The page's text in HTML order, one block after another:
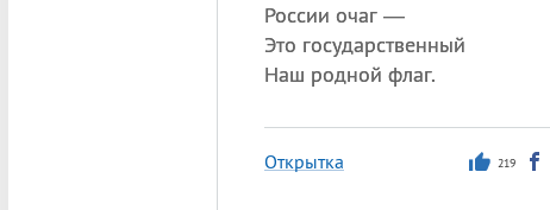
России очаг —
Это государственный
Наш родной флаг.
Открытка 219